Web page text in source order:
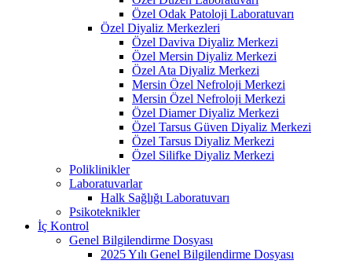
Özel Odak Patoloji Laboratuvarı
Özel Diyaliz Merkezleri
Özel Daviva Diyaliz Merkezi
Özel Mersin Diyaliz Merkezi
Özel Ata Diyaliz Merkezi
Mersin Özel Nefroloji Merkezi
Mersin Özel Nefroloji Merkezi
Özel Diamer Diyaliz Merkezi
Özel Tarsus Güven Diyaliz Merkezi
Özel Tarsus Diyaliz Merkezi
Özel Silifke Diyaliz Merkezi
Poliklinikler
Laboratuvarlar
Halk Sağlığı Laboratuvarı
Psikoteknikler
İç Kontrol
Genel Bilgilendirme Dosyası
2025 Yılı Genel Bilgilendirme Dosyası